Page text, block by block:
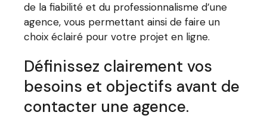
de la fiabilité et du professionnalisme d’une
agence, vous permettant ainsi de faire un
choix éclairé pour votre projet en ligne.
Définissez clairement vos
besoins et objectifs avant de
contacter une agence.